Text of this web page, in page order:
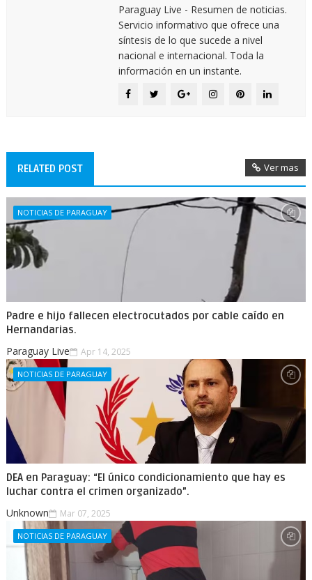
Paraguay Live - Resumen de noticias.
Servicio informativo que ofrece una
síntesis de lo que sucede a nivel
nacional e internacional. Toda la
información en un instante.
RELATED POST Ver mas
NOTICIAS DE PARAGUAY
Padre e hijo fallecen electrocutados por cable caído en
Hernandarias.
Paraguay Live Apr 14, 2025
NOTICIAS DE PARAGUAY
DEA en Paraguay: “El único condicionamiento que hay es
luchar contra el crimen organizado”.
Unknown Mar 07, 2025
NOTICIAS DE PARAGUAY